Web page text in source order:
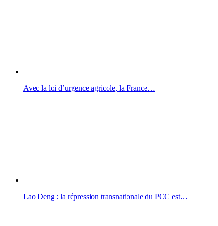
Avec la loi d’urgence agricole, la France…
Lao Deng : la répression transnationale du PCC est…